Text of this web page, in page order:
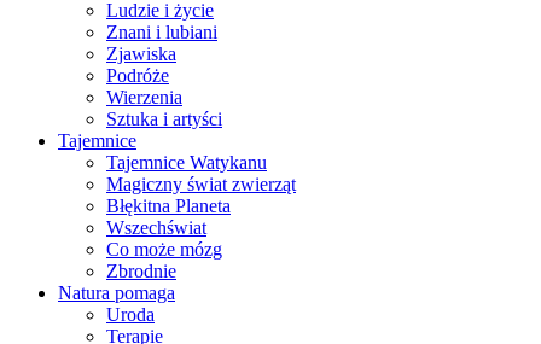
Ludzie i życie
Znani i lubiani
Zjawiska
Podróże
Wierzenia
Sztuka i artyści
Tajemnice
Tajemnice Watykanu
Magiczny świat zwierząt
Błękitna Planeta
Wszechświat
Co może mózg
Zbrodnie
Natura pomaga
Uroda
Terapie